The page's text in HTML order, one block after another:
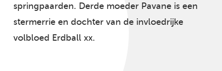
springpaarden. Derde moeder Pavane is een
stermerrie en dochter van de invloedrijke
volbloed Erdball xx.